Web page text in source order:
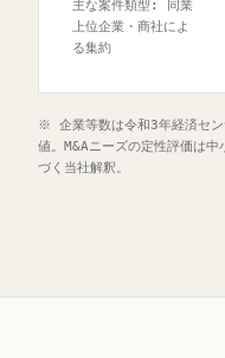
主な案件類型: 同業
上位企業・商社によ
る集約
※ 企業等数は令和3年経済セン
値。M&Aニーズの定性評価は
づく当社解釈。